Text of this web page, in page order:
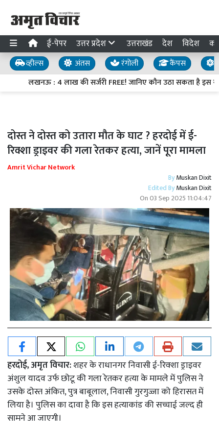
ई-पेपर उत्तर प्रदेश उत्तराखंड देश विदेश
व्हील्स अंतस रंगोली कैंपस
लखनऊ : 4 लाख की सर्जरी FREE! जानिए कौन उठा सकता है इस
दोस्त ने दोस्त को उतारा मौत के घाट ? हरदोई में ई-
रिक्शा ड्राइवर की गला रेतकर हत्या, जानें पूरा मामला
Amrit Vichar Network
ByMuskan Dixit
Edited ByMuskan Dixit
On03 Sep 2025 11:04:47
हरदोई, अमृत विचार:शहर के राधानगर निवासी ई-रिक्शा ड्राइवर
अंशुल यादव उर्फ छोटू की गला रेतकर हत्या के मामले में पुलिस ने
उसके दोस्त अंकित, पुत्र बाबूलाल, निवासी गुरगुज्जा को हिरासत में
लिया है। पुलिस का दावा है कि इस हत्याकांड की सच्चाई जल्द ही
सामने आ जाएगी।